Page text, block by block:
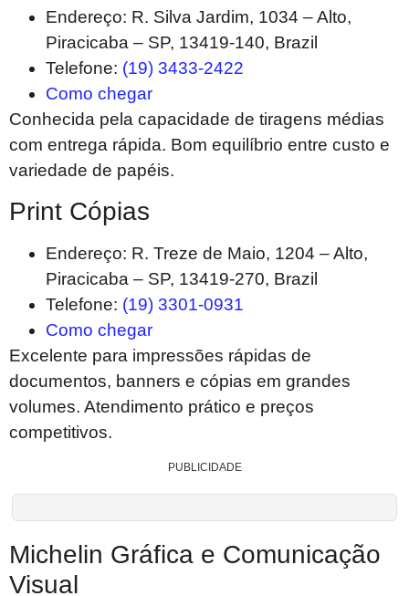
Endereço: R. Silva Jardim, 1034 – Alto,
Piracicaba – SP, 13419-140, Brazil
Telefone: (19) 3433-2422
Como chegar
Conhecida pela capacidade de tiragens médias
com entrega rápida. Bom equilíbrio entre custo e
variedade de papéis.
Print Cópias
Endereço: R. Treze de Maio, 1204 – Alto,
Piracicaba – SP, 13419-270, Brazil
Telefone: (19) 3301-0931
Como chegar
Excelente para impressões rápidas de
documentos, banners e cópias em grandes
volumes. Atendimento prático e preços
competitivos.
PUBLICIDADE
Michelin Gráfica e Comunicação
Visual